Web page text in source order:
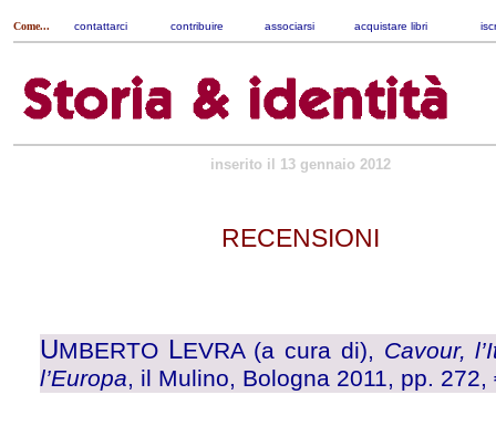
Come... contattarci contribuire associarsi acquistare libri
inserito il 13 gennaio 2012
RECENSIONI
UMBERTO LEVRA (a cura di), Cavour,
l’Europa, il Mulino, Bologna 2011, pp. 272,